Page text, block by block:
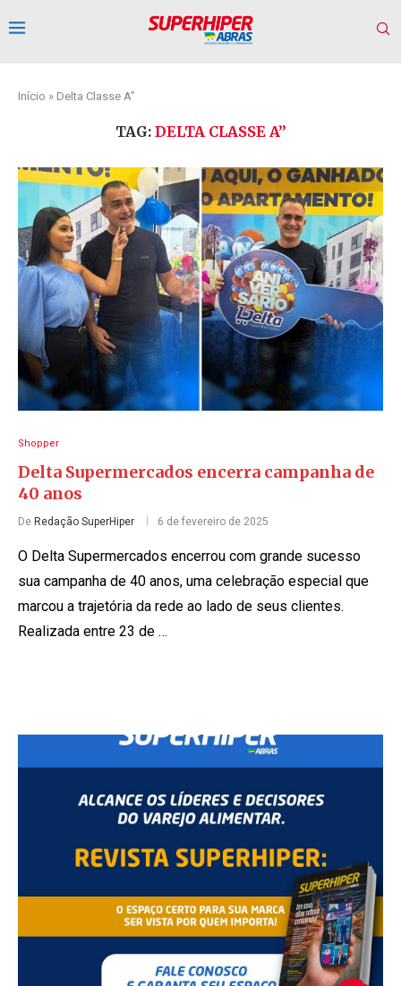
Início » Delta Classe A”
TAG: DELTA CLASSE A”
Shopper
Delta Supermercados encerra campanha de
40 anos
De Redação SuperHiper 6 de fevereiro de 2025
O Delta Supermercados encerrou com grande sucesso
sua campanha de 40 anos, uma celebração especial que
marcou a trajetória da rede ao lado de seus clientes.
Realizada entre 23 de …